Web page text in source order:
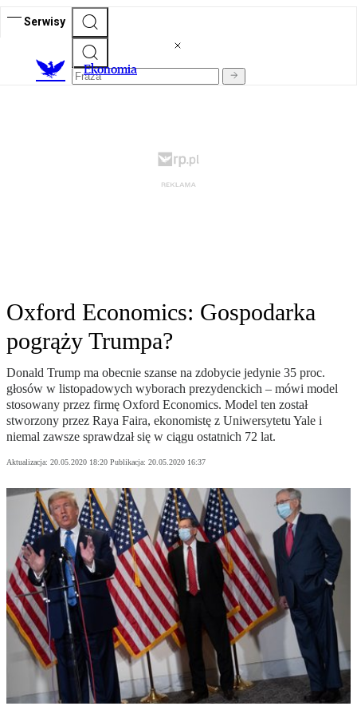
Serwisy
Ekonomia
Oxford Economics: Gospodarka
pogrąży Trumpa?
Donald Trump ma obecnie szanse na zdobycie jedynie 35 proc.
głosów w listopadowych wyborach prezydenckich – mówi model
stosowany przez firmę Oxford Economics. Model ten został
stworzony przez Raya Faira, ekonomistę z Uniwersytetu Yale i
niemal zawsze sprawdzał się w ciągu ostatnich 72 lat.
Aktualizacja: 20.05.2020 18:20 Publikacja: 20.05.2020 16:37